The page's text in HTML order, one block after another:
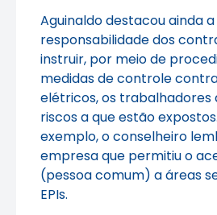
Aguinaldo destacou ainda a
responsabilidade dos
instruir, por meio de
medidas de controle
elétricos, os trabalhadores
riscos a que estão
exemplo, o conselheiro
empresa que permitiu o
(pessoa comum) a áreas
EPIs.